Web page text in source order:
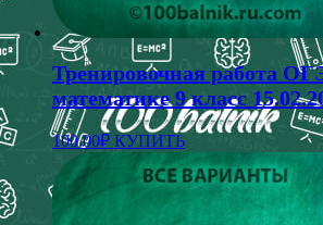
Тренировочная работа
математике 9 класс
100.00₽ КУПИТЬ